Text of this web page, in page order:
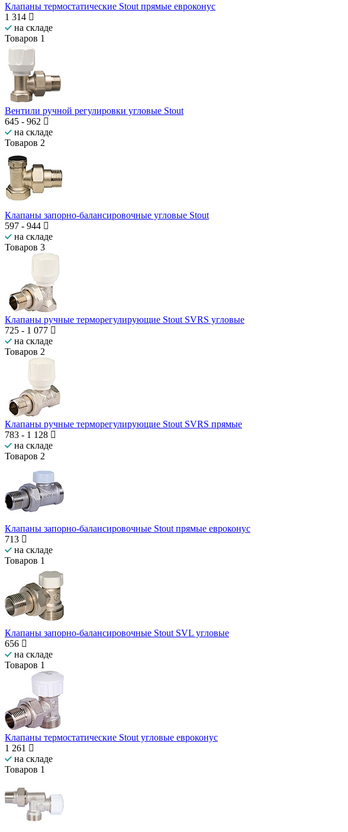
Клапаны термостатические Stout прямые евроконус
1 314
на складе
Товаров 1
Вентили ручной регулировки угловые Stout
645 - 962
на складе
Товаров 2
Клапаны запорно-балансировочные угловые Stout
597 - 944
на складе
Товаров 3
Клапаны ручные терморегулирующие Stout SVRS угловые
725 - 1 077
на складе
Товаров 2
Клапаны ручные терморегулирующие Stout SVRS прямые
783 - 1 128
на складе
Товаров 2
Клапаны запорно-балансировочные Stout прямые евроконус
713
на складе
Товаров 1
Клапаны запорно-балансировочные Stout SVL угловые
656
на складе
Товаров 1
Клапаны термостатические Stout угловые евроконус
1 261
на складе
Товаров 1